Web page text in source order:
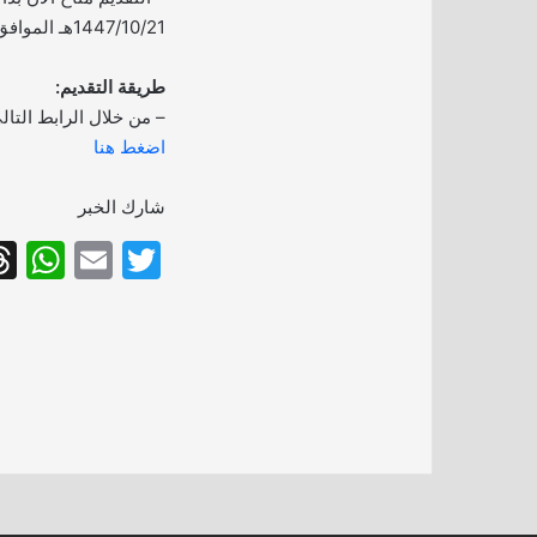
1447/10/21هـ الموافق 2026/04/09م.
طريقة التقديم:
– من خلال الرابط
اضغط هنا
شارك الخبر
T
E
W